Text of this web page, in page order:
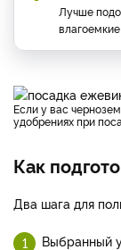
Лучше
Если у вас чернозем, растения не нуждаются в дополнительных
удобрениях при
Как
Два шага для
Выбранный